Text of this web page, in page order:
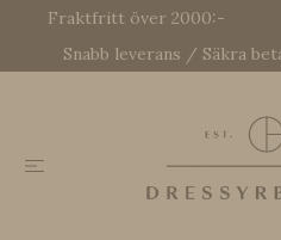
Fraktfritt över 2000:-
Snabb leverans / Säkra